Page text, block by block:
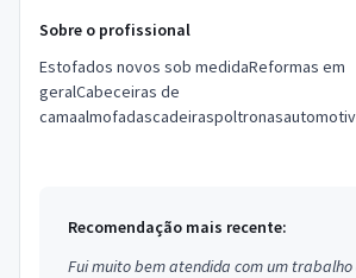
Sobre o profissional
Estofados novos sob medidaReformas em
geralCabeceiras de
Recomendação mais recente:
Fui muito bem atendida com um trabalho